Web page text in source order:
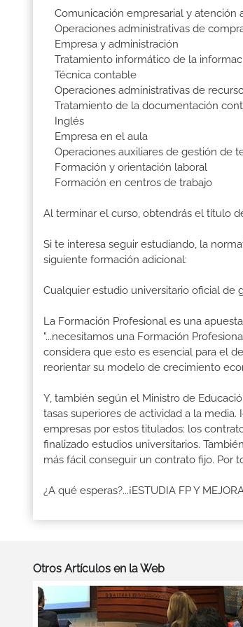
Comunicación empresarial y atención
Operaciones administrativas de
Empresa y administración
Tratamiento informático de la
Técnica contable
Operaciones administrativas de
Tratamiento de la documentación
Inglés
Empresa en el aula
Operaciones auxiliares de gestión de
Formación y orientación laboral
Formación en centros de trabajo
Al terminar el curso, obtendrás el título
Si te interesa seguir estudiando, la
siguiente formación adicional:
Cualquier estudio universitario oficial de
La Formación Profesional es una
"...necesitamos una Formación
considera que esto es esencial para el
reorientar su modelo de crecimiento
Y, también según el Ministro de
tasas superiores de actividad a la
empresas por estos titulados: los
finalizado estudios universitarios.
más fácil conseguir un contrato fijo. Por
¿A qué esperas?...¡ESTUDIA FP Y
Otros Artículos en la Web